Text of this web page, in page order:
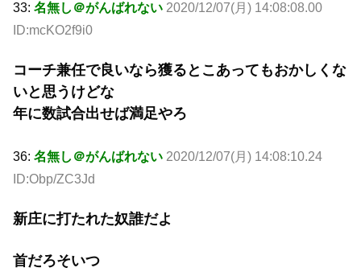
33: 名無し＠がんばれない 2020/12/07(月) 14:08:08.00
ID:mcKO2f9i0
コーチ兼任で良いなら獲るとこあってもおかしくな
いと思うけどな
年に数試合出せば満足やろ
36: 名無し＠がんばれない 2020/12/07(月) 14:08:10.24
ID:Obp/ZC3Jd
新庄に打たれた奴誰だよ
首だろそいつ